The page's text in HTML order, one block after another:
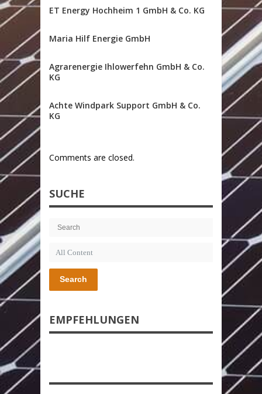
ET Energy Hochheim 1 GmbH & Co. KG
Maria Hilf Energie GmbH
Agrarenergie Ihlowerfehn GmbH & Co.
KG
Achte Windpark Support GmbH & Co.
KG
Comments are closed.
SUCHE
Search
EMPFEHLUNGEN